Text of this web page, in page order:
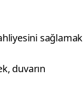
sağlamak
duvarın